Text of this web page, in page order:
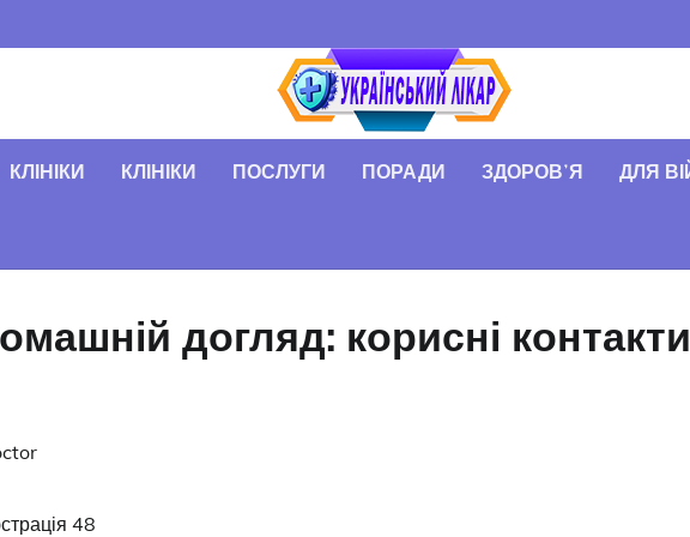
КЛІНІКИ КЛІНІКИ ПОСЛУГИ ПОРАДИ ЗДОРОВʼЯ ДЛЯ
догляд: корисні контакти